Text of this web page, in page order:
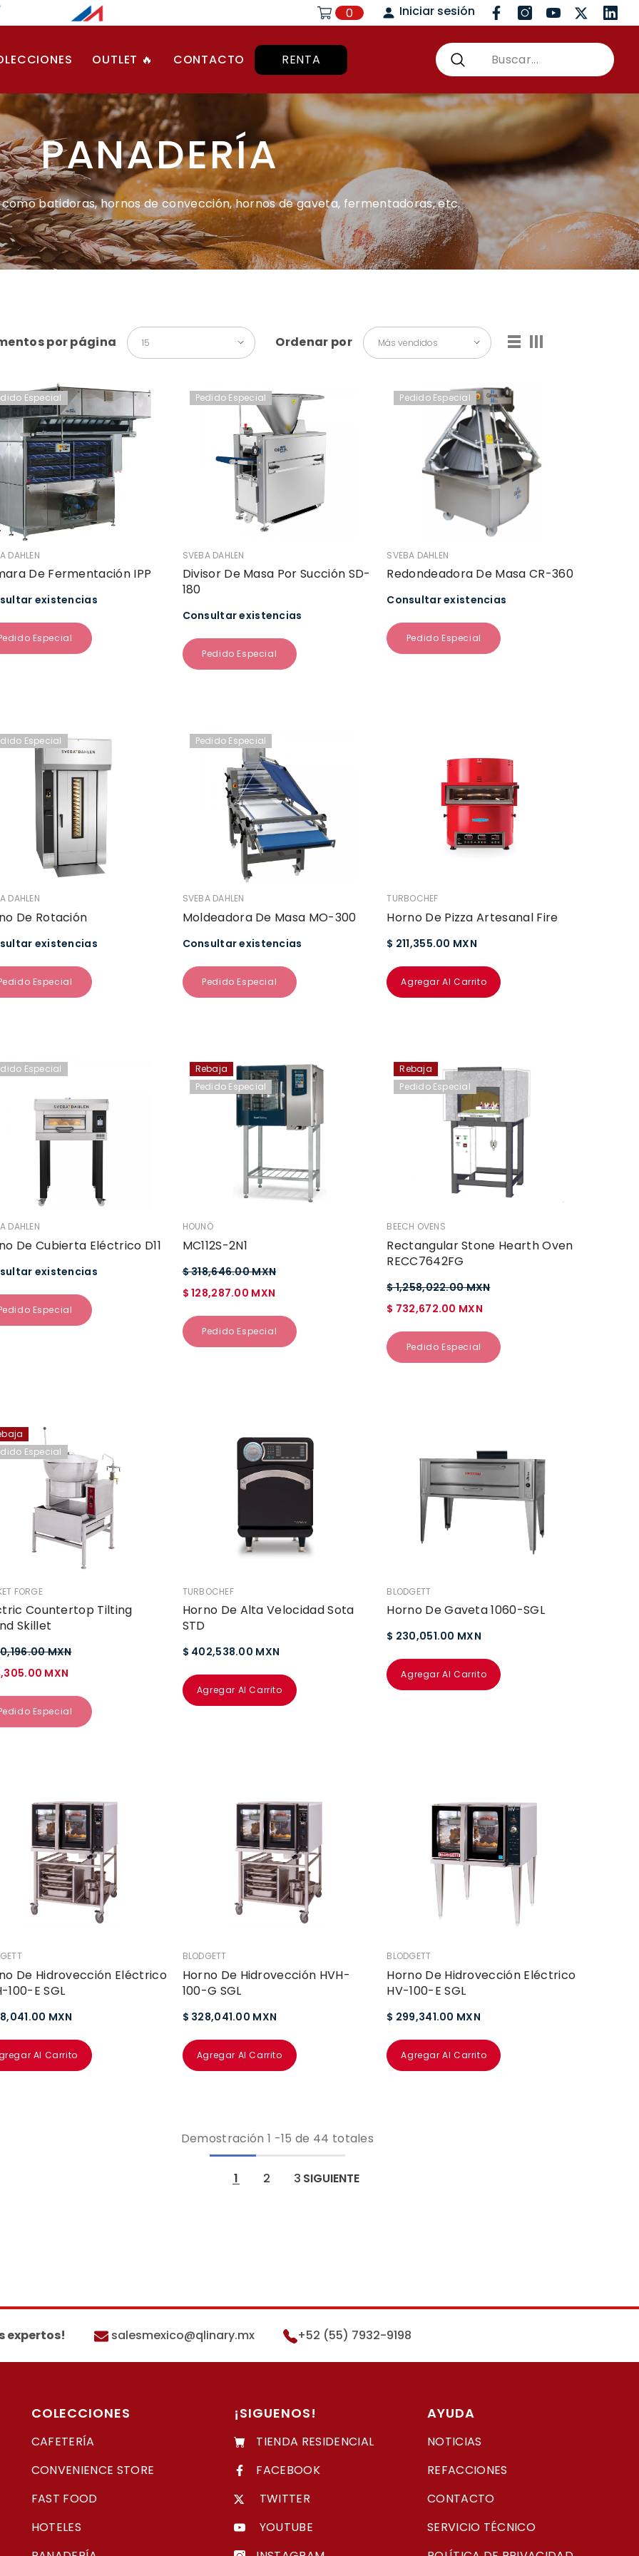
Carro
0
0
item
Iniciar sesión
Facebook
Instagram
YouTubeTwitterVimeo
OUTLET 🔥 CONTACTO RENTA
PANADERÍA
batidoras, hornos de convección, hornos de gaveta, fermentadoras, etc.
por página 15 Ordenar por Más vendidos
Especial
DAHLEN
De Fermentación IPP
existencias
Especial
Pedido Especial
VENDEDOR:
SVEBA DAHLEN
Divisor De Masa Por Succión SD-
180
Consultar existencias
Pedido Especial
Pedido Especial
VENDEDOR:
SVEBA DAHLEN
Redondeadora De Masa CR-360
Consultar existencias
Pedido Especial
Especial
DAHLEN
De Rotación
existencias
Especial
Pedido Especial
VENDEDOR:
SVEBA DAHLEN
Moldeadora De Masa MO-300
Consultar existencias
Pedido Especial
VENDEDOR:
TURBOCHEF
Horno De Pizza Artesanal Fire
$ 211,355.00 MXN
Agregar Al Carrito
Especial
DAHLEN
De Cubierta Eléctrico D11
existencias
Especial
Rebaja
Pedido Especial
VENDEDOR:
HOUNÖ
MC112S-2N1
$ 318,646.00 MXN
$ 128,287.00 MXN
Pedido Especial
Rebaja
Pedido Especial
VENDEDOR:
BEECH OVENS
Rectangular Stone Hearth Oven
RECC7642FG
$ 1,258,022.00 MXN
$ 732,672.00 MXN
Pedido Especial
Especial
FORGE
Countertop Tilting
Skillet
MXN
MXN
Especial
VENDEDOR:
TURBOCHEF
Horno De Alta Velocidad Sota
STD
$ 402,538.00 MXN
Agregar Al Carrito
VENDEDOR:
BLODGETT
Horno De Gaveta 1060-SGL
$ 230,051.00 MXN
Agregar Al Carrito
De Hidrovección Eléctrico
100-E SGL
MXN
Al Carrito
VENDEDOR:
BLODGETT
Horno De Hidrovección HVH-
100-G SGL
$ 328,041.00 MXN
Agregar Al Carrito
VENDEDOR:
BLODGETT
Horno De Hidrovección Eléctrico
HV-100-E SGL
$ 299,341.00 MXN
Agregar Al Carrito
Demostración 1 -15 de 44 totales
1 2 3 SIGUIENTE
expertos! salesmexico@qlinary.mx +52 (55) 7932-9198
COLECCIONES
CAFETERÍA
CONVENIENCE STORE
FAST FOOD
HOTELES
¡SIGUENOS!
TIENDA RESIDENCIAL
FACEBOOK
TWITTER
YOUTUBE
AYUDA
NOTICIAS
REFACCIONES
CONTACTO
SERVICIO TÉCNICO